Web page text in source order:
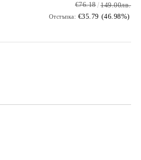
€76.18 149.00лв.
Отстъпка: €35.79 (46.98%)